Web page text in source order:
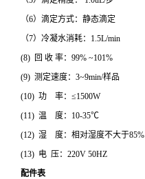
（6）滴定方式：静态滴定
（7）冷凝水消耗：1.5L/min
(8) 回 收 率：99% ~101%
(9) 测定速度：3~9min/样品
(10) 功 率：≤1500W
(11) 温 度：10-35℃
(12) 湿 度：相对湿度不大于85%
(13) 电 压：220V 50HZ
配件表